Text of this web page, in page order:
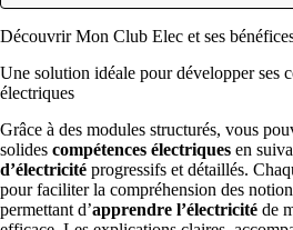
Découvrir Mon Club Elec et ses
Une solution idéale pour développer ses
électriques
Grâce à des modules structurés, vous
solides compétences électriques en
d’électricité progressifs et détaillés.
pour faciliter la compréhension des
permettant d’apprendre l’électricité de